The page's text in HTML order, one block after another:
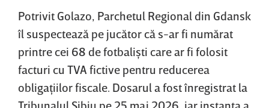
Potrivit Golazo, Parchetul Regional din Gdansk
îl suspectează pe jucător că s-ar fi numărat
printre cei 68 de fotbalişti care ar fi folosit
facturi cu TVA fictive pentru reducerea
obligaţiilor fiscale. Dosarul a fost înregistrat la
Tribunalul Sibiu pe 25 mai 2026, iar instanţa a